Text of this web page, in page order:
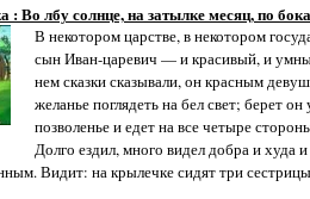
: Во лбу солнце, на затылке месяц, по
В некотором царстве, в некотором
сын Иван-царевич — и красивый, и
нем сказки сказывали, он красным
желанье поглядеть на бел свет; берет
позволенье и едет на все четыре
Долго ездил, много видел добра и худа
Видит: на крылечке сидят три